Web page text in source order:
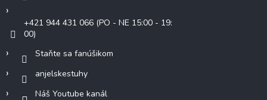
+421 944 431 066 (PO - NE 15:00 - 19:
00)
Staňte sa fanúšikom
anjelskestuhy
Náš Youtube kanál